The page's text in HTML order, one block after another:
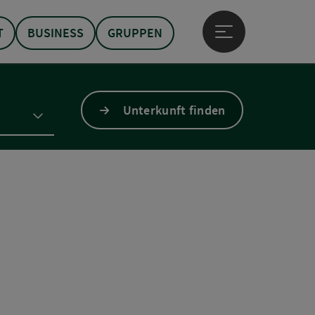
BUSINESS GRUPPEN
Hauptmenü öffnen
Unterkunft finden